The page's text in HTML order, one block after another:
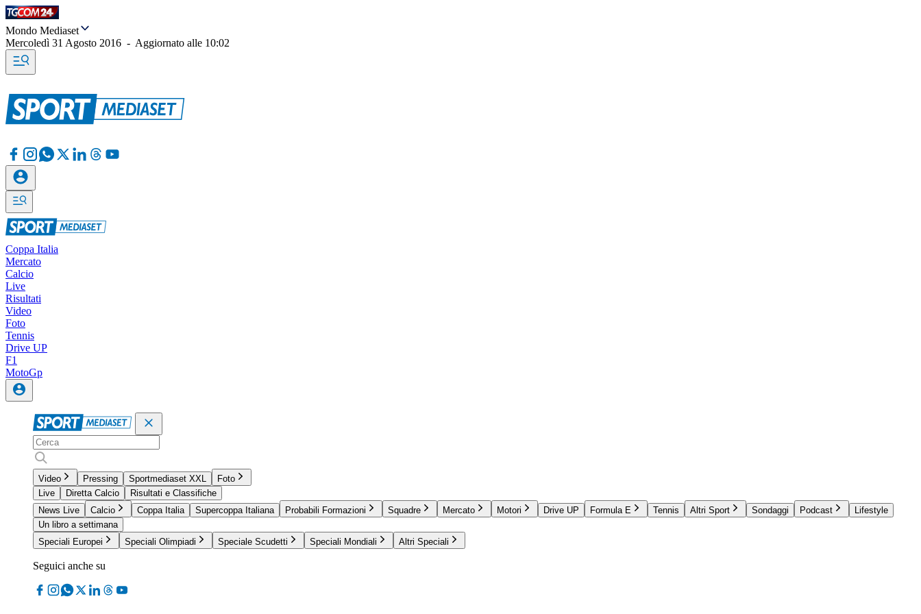
Mondo Mediaset
Mercoledì 31 Agosto 2016 - Aggiornato alle 10:02
Coppa Italia
Mercato
Calcio
Live
Risultati
Video
Foto
Tennis
Drive UP
F1
MotoGp
Video Pressing Sportmediaset XXL
Foto
Live
Diretta Calcio
Risultati e Classifiche
News Live
Calcio Coppa Italia Supercoppa Italiana Probabili Formazioni Squadre Mercato Motori Drive UP Formula E Tennis Altri Sport Sondaggi Podcast
Lifestyle
Un libro a settimana
Speciali Europei
Speciali Olimpiadi Speciale Scudetti Speciali Mondiali Altri Speciali
Seguici anche su